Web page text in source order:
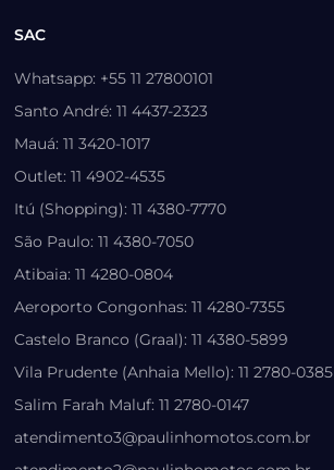
SAC
Whatsapp: +55 11 27800101
Santo André: 11 4437-2323
Mauá: 11 3420-1017
Outlet: 11 4902-4535
Itú (Shopping): 11 4380-7770
São Paulo: 11 4380-7050
Atibaia: 11 4280-0804
Aeroporto Congonhas: 11 4280-7355
Castelo Branco (Graal): 11 4380-5899
Vila Prudente (Anhaia Mello): 11 2780-0385
Salim Farah Maluf: 11 2780-0147
atendimento3@paulinhomotos.com.br